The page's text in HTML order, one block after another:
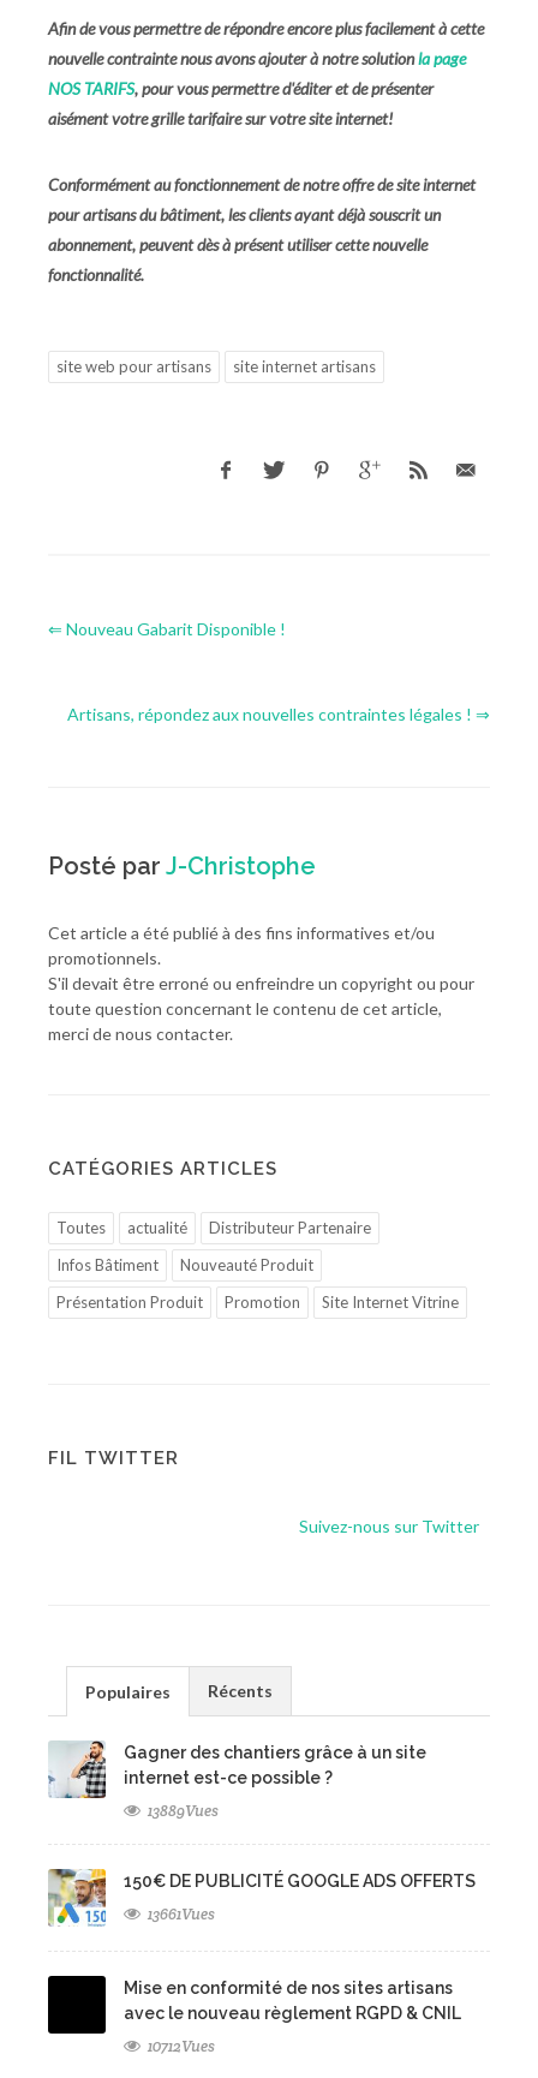
Afin de vous permettre de répondre encore plus facilement à cette
nouvelle contrainte nous avons ajouter à notre solutionla page
NOS TARIFS,pour vous permettre d'éditer et de présenter
aisément votre grille tarifaire sur votre site internet!
Conformément au fonctionnement de notre offre de site internet
pour artisans du bâtiment, les clients ayant déjà souscrit un
abonnement, peuvent dès à présent utiliser cette nouvelle
fonctionnalité.
site web pour artisans site internet artisans
⇐ Nouveau Gabarit Disponible !
Artisans, répondez aux nouvelles contraintes légales ! ⇒
Posté par J-Christophe
Cet article a été publié à des fins informatives et/ou
promotionnels.
S'il devait être erroné ou enfreindre un copyright ou pour
toute question concernant le contenu de cet article,
merci de nous contacter.
CATÉGORIES ARTICLES
Toutes actualité
Distributeur Partenaire
Infos Bâtiment
Nouveauté Produit
Présentation Produit
Promotion Site Internet Vitrine
FIL TWITTER
Suivez-nous sur Twitter
Populaires Récents
Gagner des chantiers grâce à un site
internet est-ce possible ?
13889Vues
150€ DE PUBLICITÉ GOOGLE ADS OFFERTS
13661Vues
Mise en conformité de nos sites artisans
avec le nouveau règlement RGPD & CNIL
10712Vues